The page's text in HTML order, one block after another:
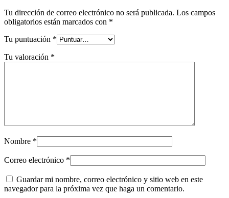
Tu dirección de correo electrónico no será publicada. Los campos
obligatorios están marcados con *
Tu puntuación *
Tu valoración *
Nombre *
Correo electrónico *
Guardar mi nombre, correo electrónico y sitio web en este
navegador para la próxima vez que haga un comentario.